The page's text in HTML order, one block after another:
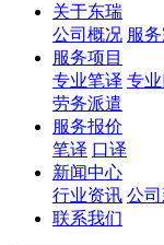
关于东瑞
公司概况 服
服务项目
专业笔译 专
劳务派遣
服务报价
笔译 口译
新闻中心
行业资讯 公
联系我们